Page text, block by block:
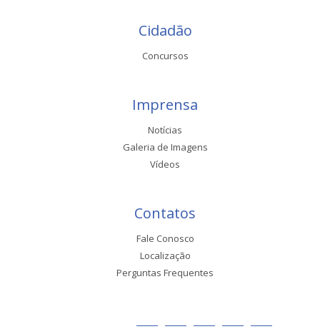
Cidadão
Concursos
Imprensa
Notícias
Galeria de Imagens
Vídeos
Contatos
Fale Conosco
Localização
Perguntas Frequentes